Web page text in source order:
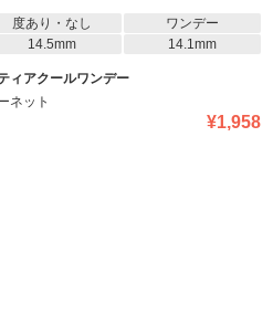
度あり・なし
ワンデー
14.5mm
14.1mm
ィアクールワンデー
ネット
¥1,958